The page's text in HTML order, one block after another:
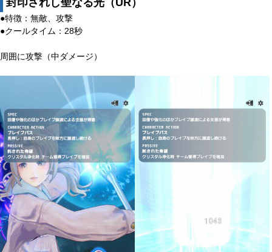
封印されし聖なる光（UR）
●特徴：無敵、攻撃
●クールタイム：28秒
周囲に攻撃（中ダメージ）